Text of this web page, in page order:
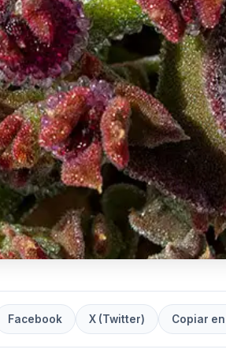
Facebook X (Twitter) Copiar